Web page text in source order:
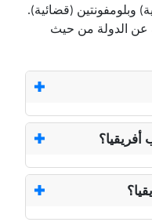
وبلومفونتين (قضائية).
عن الدولة من حيث